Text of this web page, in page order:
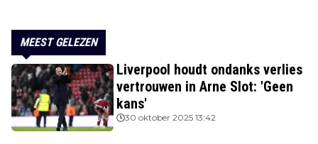
MEEST GELEZEN
Liverpool houdt ondanks verlies
vertrouwen in Arne Slot: 'Geen
kans'
30 oktober 2025 13:42